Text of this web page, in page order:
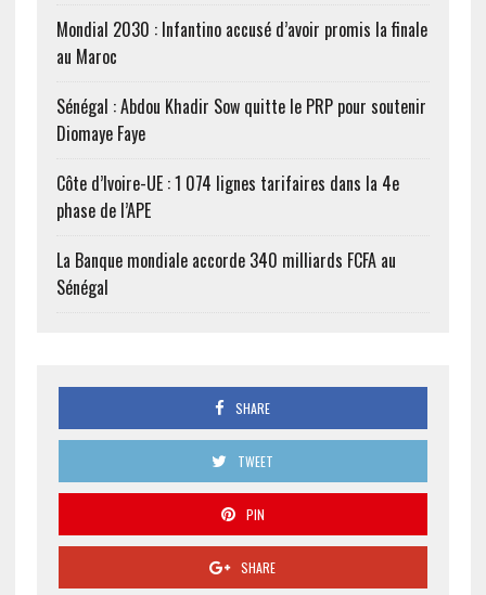
Mondial 2030 : Infantino accusé d’avoir promis la finale
au Maroc
Sénégal : Abdou Khadir Sow quitte le PRP pour soutenir
Diomaye Faye
Côte d’Ivoire-UE : 1 074 lignes tarifaires dans la 4e
phase de l’APE
La Banque mondiale accorde 340 milliards FCFA au
Sénégal
SHARE
TWEET
PIN
SHARE